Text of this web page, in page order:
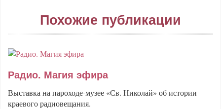
Похожие публикации
Радио. Магия эфира
Выставка на пароходе-музее «Св. Николай» об истории
краевого радиовещания.